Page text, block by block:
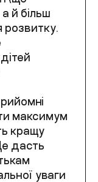
й більш
максимум
кращу
дасть
уваги